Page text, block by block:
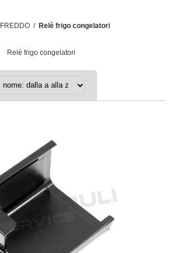
FREDDO / Relè frigo congelatori
Relè frigo congelatori